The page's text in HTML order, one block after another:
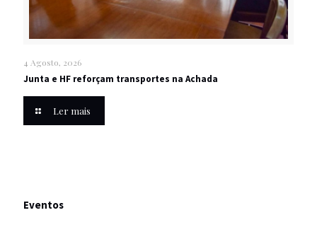
4 Agosto, 2026
Junta e HF reforçam transportes na Achada
Ler mais
Eventos